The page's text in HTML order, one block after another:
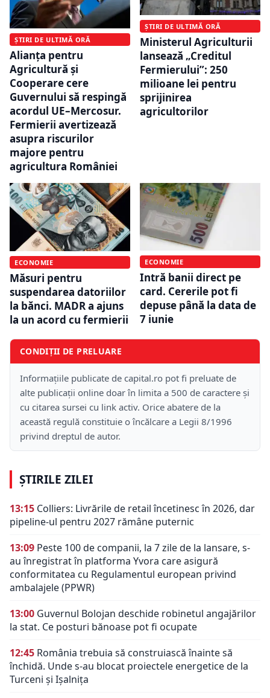
ȘTIRI DE ULTIMĂ ORĂ
Alianţa pentru
Agricultură şi
Cooperare cere
Guvernului să respingă
acordul UE–Mercosur.
Fermierii avertizează
asupra riscurilor
majore pentru
agricultura României
ȘTIRI DE ULTIMĂ ORĂ
Ministerul Agriculturii
lansează „Creditul
Fermierului”: 250
milioane lei pentru
sprijinirea
agricultorilor
ECONOMIE
Măsuri pentru
suspendarea datoriilor
la bănci. MADR a ajuns
la un acord cu fermierii
ECONOMIE
Intră banii direct pe
card. Cererile pot fi
depuse până la data de
7 iunie
CONDIȚII DE PRELUARE
Informațiile publicate de capital.ro pot fi preluate de
alte publicații online doar în limita a 500 de caractere și
cu citarea sursei cu link activ. Orice abatere de la
această regulă constituie o încălcare a Legii 8/1996
privind dreptul de autor.
ȘTIRILE ZILEI
13:15 Colliers: Livrările de retail încetinesc în 2026, dar
pipeline-ul pentru 2027 rămâne puternic
13:09 Peste 100 de companii, la 7 zile de la lansare, s-
au înregistrat în platforma Yvora care asigură
conformitatea cu Regulamentul european privind
ambalajele (PPWR)
13:00 Guvernul Bolojan deschide robinetul angajărilor
la stat. Ce posturi bănoase pot fi ocupate
12:45 România trebuia să construiască înainte să
închidă. Unde s-au blocat proiectele energetice de la
Turceni și Ișalnița